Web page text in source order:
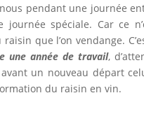
pendant une journée
journée spéciale. Car ce
que l’on vendange.
une année de travail,
un nouveau départ
du raisin en vin.